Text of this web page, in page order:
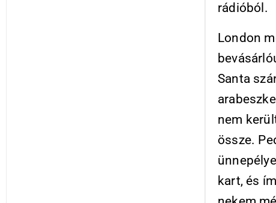
rádióból.
London
Santa
nem
össze.
kart, és